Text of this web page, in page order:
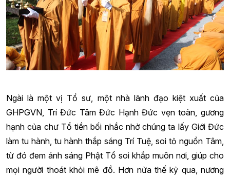
Ngài là một vị Tổ sư, một nhà lãnh đạo kiệt xuất của
GHPGVN, Trí Đức Tâm Đức Hạnh Đức vẹn toàn, gương
hạnh của chư Tổ tiền bối nhắc nhở chúng ta lấy Giới Đức
làm tu hành, tu hành thắp sáng Trí Tuệ, soi tỏ nguồn Tâm,
từ đó đem ánh sáng Phật Tổ soi khắp muôn nơi, giúp cho
mọi người thoát khỏi mê đồ. Hơn nửa thế kỷ qua, nương